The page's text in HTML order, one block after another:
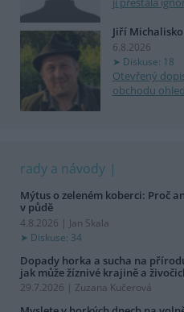
Jiří Michalisko
6.8.2026
Diskuse: 18
Otevřený
obchodu
rady a návody
Mýtus o zeleném koberci: Proč
v půdě
4.8.2026 | Jan Skala
Diskuse: 34
Dopady horka a sucha na
jak může žíznivé krajině a
29.7.2026 | Zuzana Kučerová